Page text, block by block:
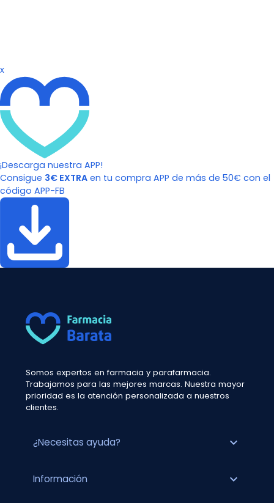
x
¡Descarga nuestra APP!
Consigue 3€ EXTRA en tu compra APP de más de 50€ con el
código APP-FB
Somos expertos en farmacia y parafarmacia.
Trabajamos para las mejores marcas. Nuestra mayor
prioridad es la atención personalizada a nuestros
clientes.
¿Necesitas ayuda? expand_more
Información expand_more